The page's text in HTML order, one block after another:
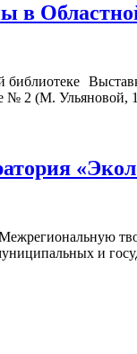
№ 2 (М. Ульяновой,
и